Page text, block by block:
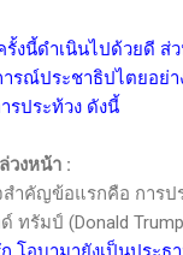
รั้งนี้ดำเนินไปด้วยดี ส่
รณ์ประชาธิปไตยอย่
รประท้วง ดังนี้
วงหน้า :
ข้อแรกคือ การปร
ทรัมป์ (Donald